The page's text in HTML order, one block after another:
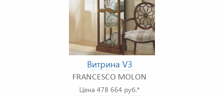
Витрина V3
FRANCESCO MOLON
Цена 478 664 руб.*